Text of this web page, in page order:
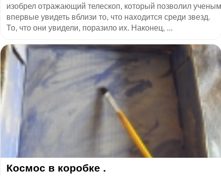
изобрел отражающий телескоп, который позволил ученым
впервые увидеть вблизи то, что находится среди звезд.
То, что они увидели, поразило их. Наконец, ...
Космос в коробке .